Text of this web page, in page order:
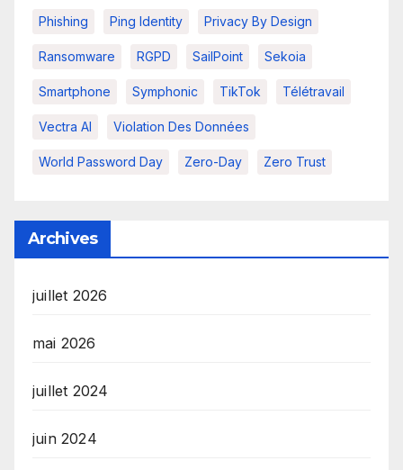
Phishing Ping Identity Privacy By Design
Ransomware RGPD SailPoint Sekoia
Smartphone Symphonic TikTok Télétravail
Vectra AI Violation Des Données
World Password Day Zero-Day Zero Trust
Archives
juillet 2026
mai 2026
juillet 2024
juin 2024